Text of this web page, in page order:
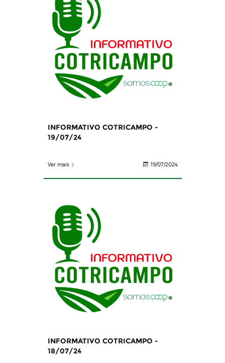
INFORMATIVO COTRICAMPO -
19/07/24
Ver mais 19/07/2024
INFORMATIVO COTRICAMPO -
18/07/24